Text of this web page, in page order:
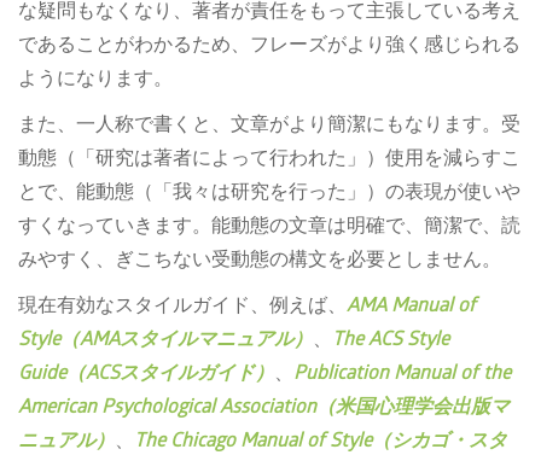
な疑問もなくなり、著者が責任をもって主張している考え
であることがわかるため、フレーズがより強く感じられる
ようになります。
また、一人称で書くと、文章がより簡潔にもなります。受
動態（「研究は著者によって行われた」）使用を減らすこ
とで、能動態（「我々は研究を行った」）の表現が使いや
すくなっていきます。能動態の文章は明確で、簡潔で、読
みやすく、ぎこちない受動態の構文を必要としません。
現在有効なスタイルガイド、例えば、 AMA Manual of
Style（AMAスタイルマニュアル） 、
The ACS Style
Guide（ACSスタイルガイド） 、 Publication Manual of the
American Psychological Association（米国心理学会出版マ
ニュアル） 、
The Chicago Manual of Style（シカゴ・スタ